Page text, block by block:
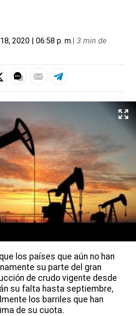
2020 | 06:58 p. m.| 3 min de
los países que aún no han
su parte del gran
de crudo vigente desde
su falta hasta septiembre,
los barriles que han
de su cuota.